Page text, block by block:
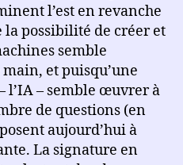
l’est en revanche
la possibilité de créer et
semble
et puisqu’une
l’IA – semble œuvrer à
de questions (en
aujourd’hui à
La signature en